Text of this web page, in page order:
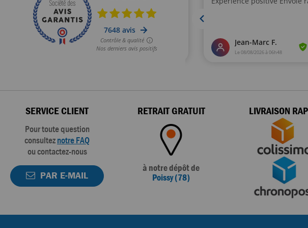
SERVICE CLIENT
Pour toute question
consulteznotre FAQ
ou contactez-nous
PAR E-MAIL
RETRAIT GRATUIT
à notre dépôt de
Poissy (78)
LIVRAISON